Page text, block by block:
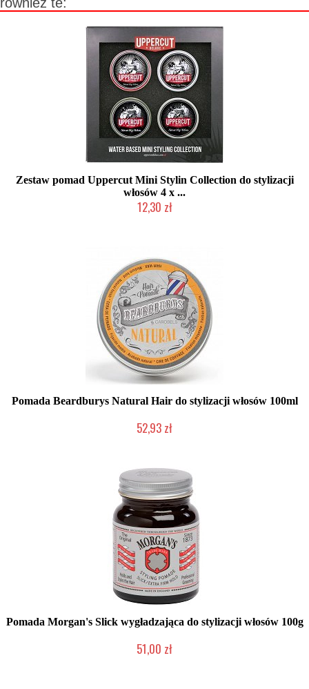
Zestaw pomad Uppercut Mini Stylin Collection do stylizacji
włosów 4 x ...
12,30 zł
Pomada Beardburys Natural Hair do stylizacji włosów 100ml
52,93 zł
Pomada Morgan's Slick wygładzająca do stylizacji włosów 100g
51,00 zł